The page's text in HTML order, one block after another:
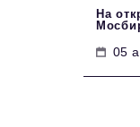
На
05